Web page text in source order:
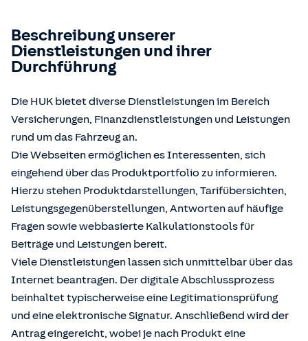
Beschreibung unserer
Dienstleistungen und ihrer
Durchführung
Die HUK bietet diverse Dienstleistungen im Bereich
Versicherungen, Finanzdienstleistungen und Leistungen
rund um das Fahrzeug an.
Die Webseiten ermöglichen es Interessenten, sich
eingehend über das Produktportfolio zu informieren.
Hierzu stehen Produktdarstellungen, Tarifübersichten,
Leistungsgegenüberstellungen, Antworten auf häufige
Fragen sowie webbasierte Kalkulationstools für
Beiträge und Leistungen bereit.
Viele Dienstleistungen lassen sich unmittelbar über das
Internet beantragen. Der digitale Abschlussprozess
beinhaltet typischerweise eine Legitimationsprüfung
und eine elektronische Signatur. Anschließend wird der
Antrag eingereicht, wobei je nach Produkt eine